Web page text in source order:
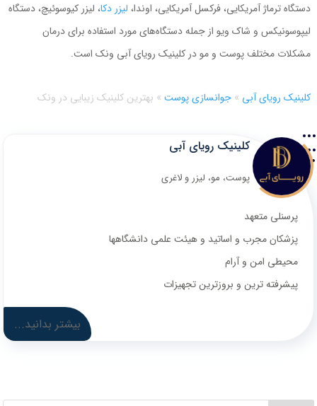
دستگاه ترماژ آمریکایی، فرکسل آمریکایی، اوندا، لیزر دکا، لیزر کیوسوئیچ، دستگاه
لیپوسونیکس و شاک ویو از جمله دستگاه‌های مورد استفاده برای درمان
مشکلات مختلف پوست و مو در کلینیک رویای آبی ونک است.
کلینیک رویای آبی »جوانسازی پوست » بهترین کلینیک زیبایی در ونک
کلینیک رویای آبی
پوست، مو، لیزر و لاغری
پرسنلی متعهد
پزشکان مجرب و اساتید و هیئت علمی دانشگاهها
محیطی امن و آرام
پیشرفته ترین و بروزترین تجهیزات
بیشتر بدانید...